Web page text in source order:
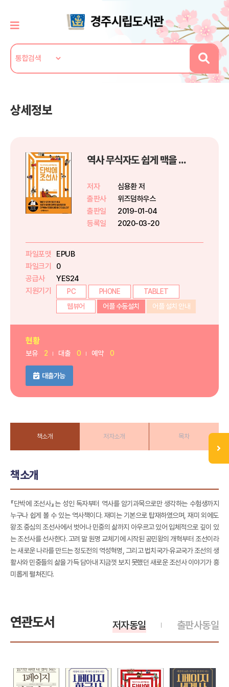
상세정보
역사 무식자도 쉽게 맥을 잡는 단박에 조선사
저자
심용환 저
출판사
위즈덤하우스
출판일
2019-01-04
등록일
2020-03-20
파일포맷
EPUB
파일크기
0
공급사
YES24
지원기기
PC PHONE
TABLET
웹뷰어
어플 수동설치 어플 설치 안내
현황
보유 2 대출 0 예약 0
대출가능
책소개 저자소개 목차
책소개
『단박에 조선사』는 성인 독자부터 역사를 암기과목으로만 생각하는 수험생까지
누구나 쉽게 볼 수 있는 역사책이다. 재미는 기본으로 탑재하였으며, 재미 외에도
왕조 중심의 조선사에서 벗어나 민중의 삶까지 아우르고 있어 입체적으로 깊이 있
는 조선사를 선사한다. 고려 말 원명 교체기에 시작된 공민왕의 개혁부터 조선이라
는 새로운 나라를 만드는 정도전의 역성혁명, 그리고 법치국가·유교국가 조선의 생
활사와 민중들의 삶을 가득 담아내 지금껏 보지 못했던 새로운 조선사 이야기가 흥
미롭게 펼쳐진다.
연관도서 출판사동일
저자동일